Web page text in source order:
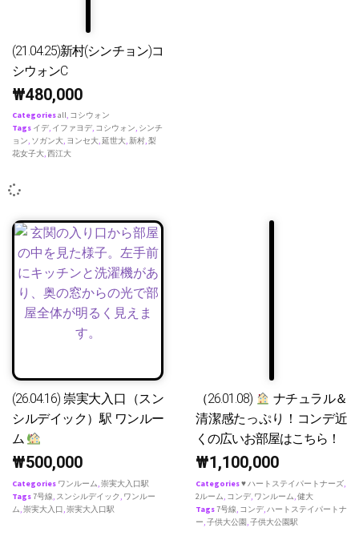
(21.04.25)新村(シンチョン)コ
シウォンC
₩480,000
Categoriesall, コシウォン
Tags イデ, イファヨデ, コシウォン, シンチ
ョン, ソガン大, ヨンセ大,延世大,新村,梨
花女子大,西江大
(26.04.16) 崇実大入口（スン
シルデイック）駅 ワンルー
ム
₩500,000
Categories ワンルーム,崇実大入口駅
Tags7号線, スンシルデイック , ワンルー
ム,崇実大入口,崇実大入口駅
（26.01.08)
ナチュラル＆
清潔感たっぷり！コンデ近
くの広いお部屋はこちら！
₩1,100,000
Categories♥ ハートステイパートナーズ,
2ルーム, コンデ, ワンルーム,健大
Tags7号線, コンデ,ハートステイパートナ
ー,子供大公園,子供大公園駅